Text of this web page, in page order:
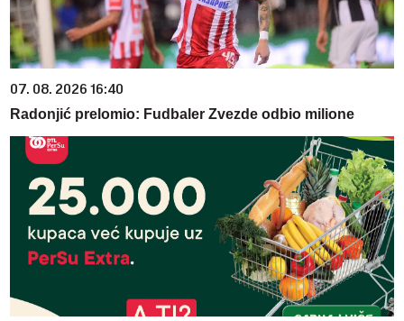
07. 08. 2026 16:40
Radonjić prelomio: Fudbaler Zvezde odbio milione